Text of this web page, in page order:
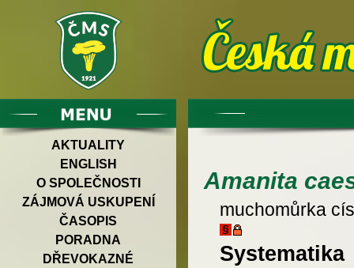
AKTUALITY
ENGLISH
O SPOLEČNOSTI
ZÁJMOVÁ USKUPENÍ
ČASOPIS
PORADNA
DŘEVOKAZNÉ
Amanita
muchomůrka
Systematika